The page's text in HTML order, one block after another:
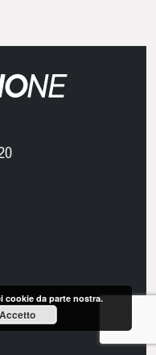
da parte nostra.
Accetto